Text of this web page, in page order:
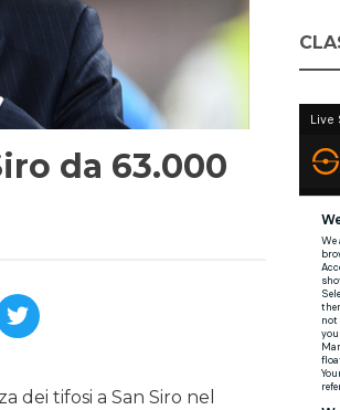
da 63.000
dei tifosi a San Siro nel